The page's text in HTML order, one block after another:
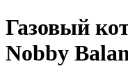
Газовый
Nobby